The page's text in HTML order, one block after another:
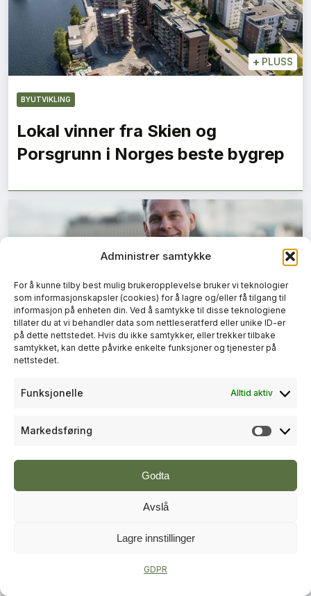
Administrer samtykke
For å kunne tilby best mulig brukeropplevelse bruker vi teknologier
som informasjonskapsler (cookies) for å lagre og/eller få tilgang til
informasjon på enheten din. Ved å samtykke til disse teknologiene
tillater du at vi behandler data som nettleseratferd eller unike ID-er
på dette nettstedet. Hvis du ikke samtykker, eller trekker tilbake
samtykket, kan dette påvirke enkelte funksjoner og tjenester på
nettstedet.
Funksjonelle Alltid aktiv
Markedsføring
Godta
Avslå
Lagre innstillinger
GDPR
+ PLUSS
BYUTVIKLING
Lokal vinner fra Skien og
Porsgrunn i Norges beste bygrep
+ PLUSS
RÅDGIVNING
én milliard kroner i andre kvartal